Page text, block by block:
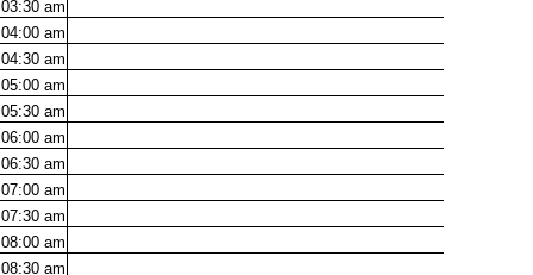
03:30 am
04:00 am
04:30 am
05:00 am
05:30 am
06:00 am
06:30 am
07:00 am
07:30 am
08:00 am
08:30 am